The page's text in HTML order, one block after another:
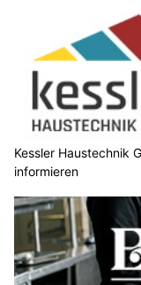
Kessler Haustechnik
informieren